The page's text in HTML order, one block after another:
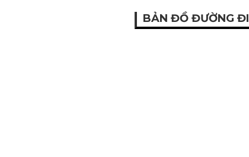
BẢN ĐỒ ĐƯỜNG ĐI